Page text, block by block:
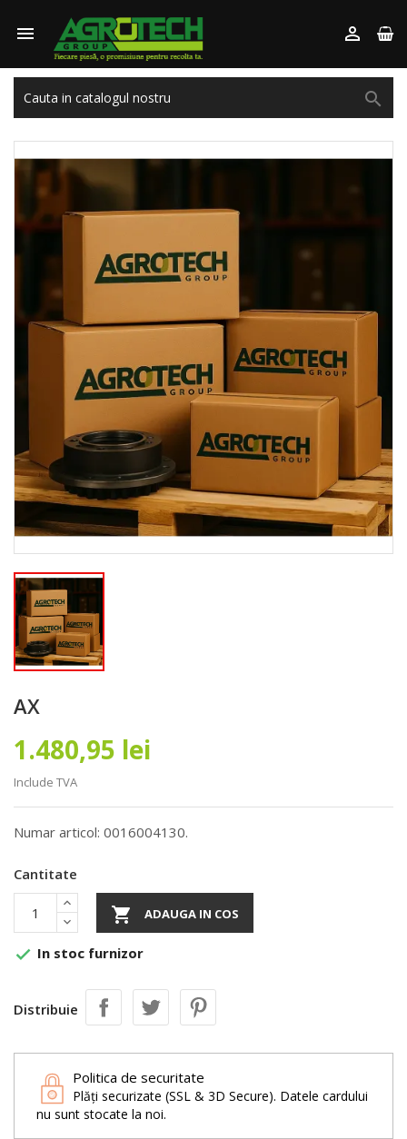
 

AX
1.480,95 lei
Include TVA
Numar articol: 0016004130.
Cantitate
 ADAUGA IN COS
 In stoc furnizor
Distribuie
Politica de securitate
Plăți securizate (SSL & 3D Secure). Datele cardului
nu sunt stocate la noi.